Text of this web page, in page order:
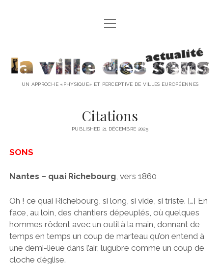
ACCUEIL
ODEURS
LUMIÈRES
TOUCHERS
open
menu
la
ville
-
actualité
UN APPROCHE «PHYSIQUE» ET PERCEPTIVE DE VILLES EUROPÉENNES
Citations
PUBLISHED 21 DÉCEMBRE 2025
SONS
Nantes – quai Richebourg, vers 1860
Oh ! ce quai Richebourg, si long, si vide, si triste. […] En
face, au loin, des chantiers dépeuplés, où quelques
hommes rôdent avec un outil à la main, donnant de
temps en temps un coup de marteau qu’on entend à
une demi-lieue dans l’air, lugubre comme un coup de
cloche d’église.